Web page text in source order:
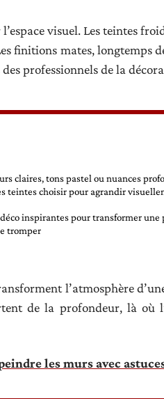
visuel. Les teintes
finitions mates, longtemps
professionnels de la
claires, tons pastel ou nuances
teintes choisir pour agrandir
inspirantes pour transformer une
tromper
l’atmosphère
de la profondeur, là où
les murs avec